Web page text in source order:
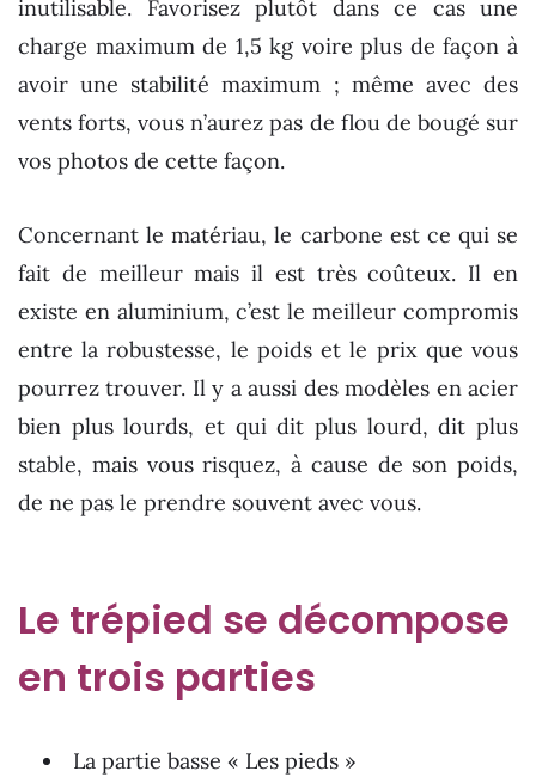
inutilisable. Favorisez plutôt dans ce cas une
charge maximum de 1,5 kg voire plus de façon à
avoir une stabilité maximum ; même avec des
vents forts, vous n’aurez pas de flou de bougé sur
vos photos de cette façon.
Concernant le matériau, le carbone est ce qui se
fait de meilleur mais il est très coûteux. Il en
existe en aluminium, c’est le meilleur compromis
entre la robustesse, le poids et le prix que vous
pourrez trouver. Il y a aussi des modèles en acier
bien plus lourds, et qui dit plus lourd, dit plus
stable, mais vous risquez, à cause de son poids,
de ne pas le prendre souvent avec vous.
Le trépied se décompose
en trois parties
La partie basse « Les pieds »